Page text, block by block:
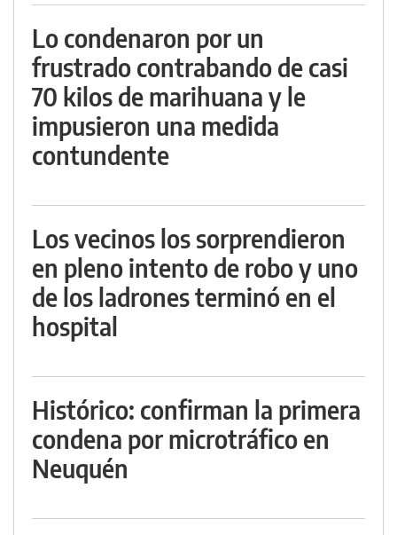
Lo condenaron por un
frustrado contrabando de casi
70 kilos de marihuana y le
impusieron una medida
contundente
Los vecinos los sorprendieron
en pleno intento de robo y uno
de los ladrones terminó en el
hospital
Histórico: confirman la primera
condena por microtráfico en
Neuquén